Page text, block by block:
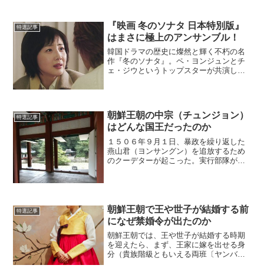
特選記事
『映画 冬のソナタ 日本特別版』
はまさに極上のアンサンブル！
韓国ドラマの歴史に燦然と輝く不朽の名
作『冬のソナタ』。ペ・ヨンジュンとチ
ェ・ジウというトップスターが共演した
が今回、鮮やかな手腕に...
特選記事
朝鮮王朝の中宗（チュンジョン）
はどんな国王だったのか
１５０６年９月１日、暴政を繰り返した
燕山君（ヨンサングン）を追放するため
のクーデターが起こった。実行部隊が最
特選記事
朝鮮王朝で王や世子が結婚する前
になぜ禁婚令が出たのか
朝鮮王朝では、王や世子が結婚する時期
を迎えたら、まず、王家に嫁を出せる身
分（貴族階級ともいえる両班〔ヤンバ